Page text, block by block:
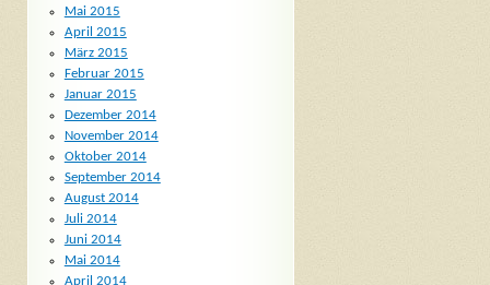
Mai 2015
April 2015
März 2015
Februar 2015
Januar 2015
Dezember 2014
November 2014
Oktober 2014
September 2014
August 2014
Juli 2014
Juni 2014
Mai 2014
April 2014